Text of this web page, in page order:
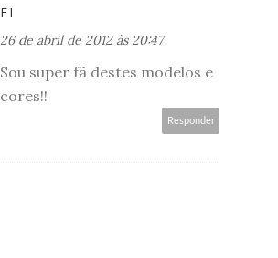
FI
26 de abril de 2012 às 20:47
Sou super fã destes modelos e
cores!!
Responder